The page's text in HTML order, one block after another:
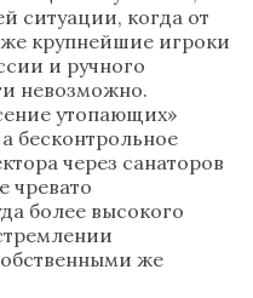
ситуации, когда от
крупнейшие игроки
и ручного
невозможно.
утопающих»
бесконтрольное
через санаторов
чревато
более высокого
же